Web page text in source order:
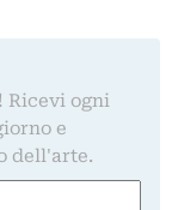
Ricevi ogni
e
dell'arte.